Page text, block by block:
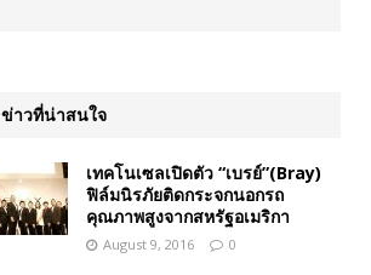
ข่าวที่น่าสนใจ
เทคโนเซลเปิดตัว “เบรย์”(Bray)
ฟิล์มนิรภัยติดกระจกนอกรถ
คุณภาพสูงจากสหรัฐอเมริกา
August 9, 2016 0